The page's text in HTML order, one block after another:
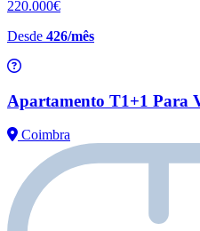
220.000€
Desde 426/mês
Apartamento T1+1 Para
Coimbra